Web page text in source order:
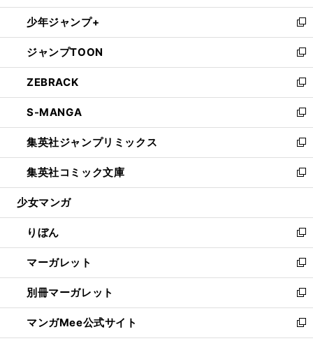
開
く
ウ
で
開
く
ン
ド
ウ
で
開
く
ウ
ィ
ン
ド
ウ
で
開
く
し
い
ウ
ィ
ン
ド
ウ
で
開
く
少年ジャンプ+
新
し
い
ウ
ィ
ン
ド
ウ
で
開
く
ジャンプTOON
新
し
い
ウ
ィ
ン
ド
ウ
で
開
ZEBRACK
新
し
い
ウ
ィ
ン
ド
ウ
開
く
S-MANGA
新
し
い
ウ
ィ
ン
ウ
で
開
く
集英社ジャンプリミックス
新
し
い
ウ
ン
ド
ウ
で
開
く
集英社コミック文庫
新
し
ウ
ィ
ン
ド
ウ
で
開
く
少女マンガ
りぼん
新
し
い
ウ
ィ
ン
ド
ウ
マーガレット
新
し
い
ウ
ィ
別冊マーガレット
新
し
い
マンガMee公式サイト
新